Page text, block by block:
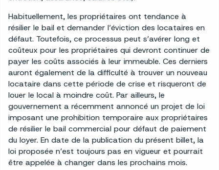
Habituellement, les propriétaires ont tendance à
résilier le bail et demander l’éviction des locataires en
défaut. Toutefois, ce processus peut s’avérer long et
coûteux pour les propriétaires qui devront continuer de
payer les coûts associés à leur immeuble. Ces derniers
auront également de la difficulté à trouver un nouveau
locataire dans cette période de crise et risqueront de
louer le local à moindre coût. Par ailleurs, le
gouvernement a récemment annoncé un projet de loi
imposant une prohibition temporaire aux propriétaires
de résilier le bail commercial pour défaut de paiement
du loyer. En date de la publication du présent billet, la
loi proposée n’est toujours pas en vigueur et pourrait
être appelée à changer dans les prochains mois.